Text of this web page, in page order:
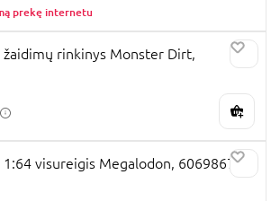
prekę internetu
žaidimų rinkinys Monster Dirt,
1:64 visureigis Megalodon, 6069867